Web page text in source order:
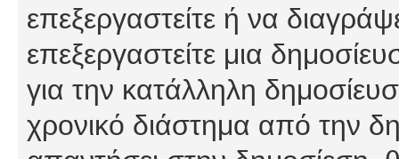
επεξεργαστείτε ή να
επεξεργαστείτε μια
για την κατάλληλη
χρονικό διάστημα από την